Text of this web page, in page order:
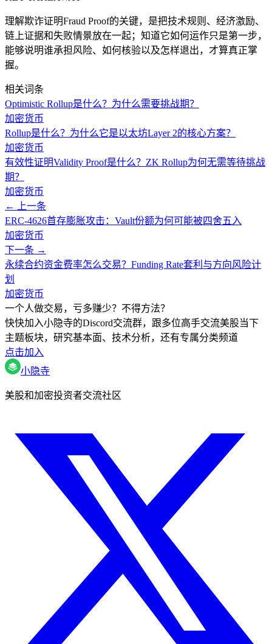
理解欺诈证明Fraud Proof的关键，是把技术规则、经济激励、
链上证据和失败情景放在一起；知道它如何运作只是第一步，
能够说明谁承担风险、如何核验以及怎样退出，才算真正掌
握。
相关词条
Optimistic Rollup是什么？为什么需要挑战期？
加密货币
Rollup是什么？为什么它是以太坊Layer 2的核心方案？
加密货币
有效性证明Validity Proof是什么？ZK Rollup为何无需等待挑战
期？
加密货币
← 上一条
ERC-4626首存膨胀攻击：Vault份额为何可能被四舍五入
加密货币
下一条 →
永续合约资金费率怎么交易？Funding Rate套利与方向风险计
划
加密货币
一个人做交易，亏多赚少？不得方法？
快快加入小隐寺的Discord交流群，跟多位高手交流美股当下
主题板块，研究基本面、技术分析，还有专属分类频道
点击加入
小隐寺
美股和加密投资者交流社区